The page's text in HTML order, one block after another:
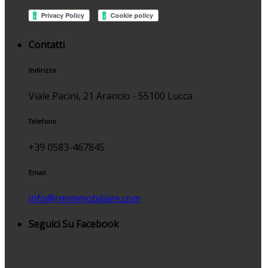
Contatti
Indirizzo
Viale Pacini, 21 Arancio - 55100 Lucca
Telefono
+39 0583-467845
Email
info@rmimmobiliare.com
Seguici Su Facebook